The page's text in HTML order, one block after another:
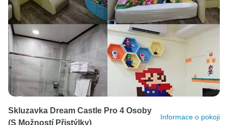
Skluzavka Dream Castle Pro 4 Osoby
(s Možností Přistýlky)
Informace o pokoji